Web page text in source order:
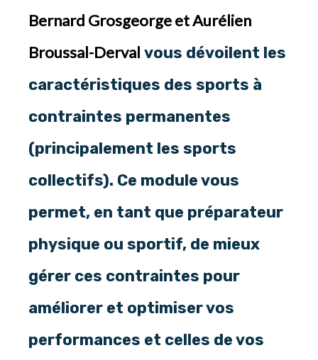
Bernard GrosgeorgeetAurélien
Broussal-Derval vous dévoilent les
caractéristiques des sports à
contraintes permanentes
(principalement les sports
collectifs). Ce module vous
permet, en tant que préparateur
physique ou sportif, de mieux
gérer ces contraintes pour
améliorer et optimiser vos
performances et celles de vos